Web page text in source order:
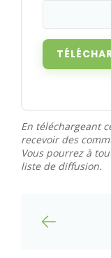
En téléchargeant
recevoir des
Vous pourrez à
liste de diffusion.